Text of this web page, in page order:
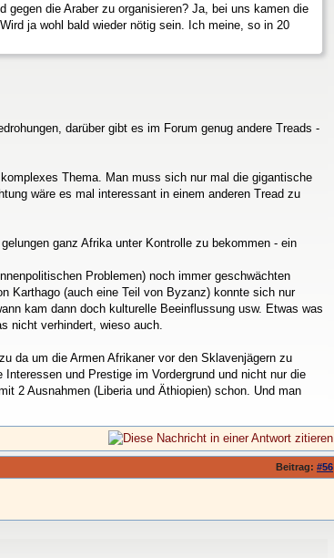
gegen die Araber zu organisieren? Ja, bei uns kamen die
ja wohl bald wieder nötig sein. Ich meine, so in 20
darüber gibt es im Forum genug andere Treads -
Thema. Man muss sich nur mal die gigantische
wäre es mal interessant in einem anderen Tread zu
ganz Afrika unter Kontrolle zu bekommen - ein
Problemen) noch immer geschwächten
Karthago (auch eine Teil von Byzanz) konnte sich nur
kam dann doch kulturelle Beeinflussung usw. Etwas was
nicht verhindert, wieso auch.
da um die Armen Afrikaner vor den Sklavenjägern zu
und Prestige im Vordergrund und nicht nur die
2 Ausnahmen (Liberia und Äthiopien) schon. Und man
Beitrag: #56